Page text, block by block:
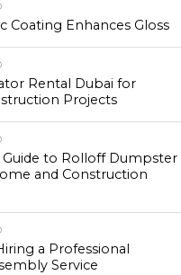
Coating Enhances Gloss
Rental Dubai for
Projects
to Rolloff Dumpster
and Construction
a Professional
Service